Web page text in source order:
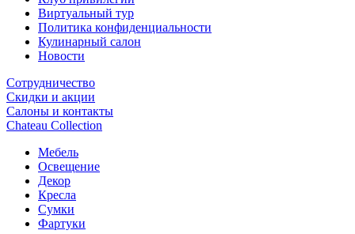
Виртуальный тур
Политика конфиденциальности
Кулинарный салон
Новости
Сотрудничество
Скидки и акции
Салоны и контакты
Chateau Collection
Мебель
Освещение
Декор
Кресла
Сумки
Фартуки